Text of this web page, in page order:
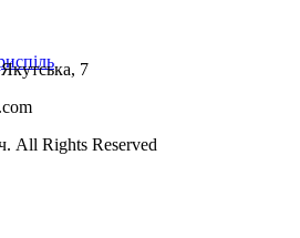
7
All Rights Reserved